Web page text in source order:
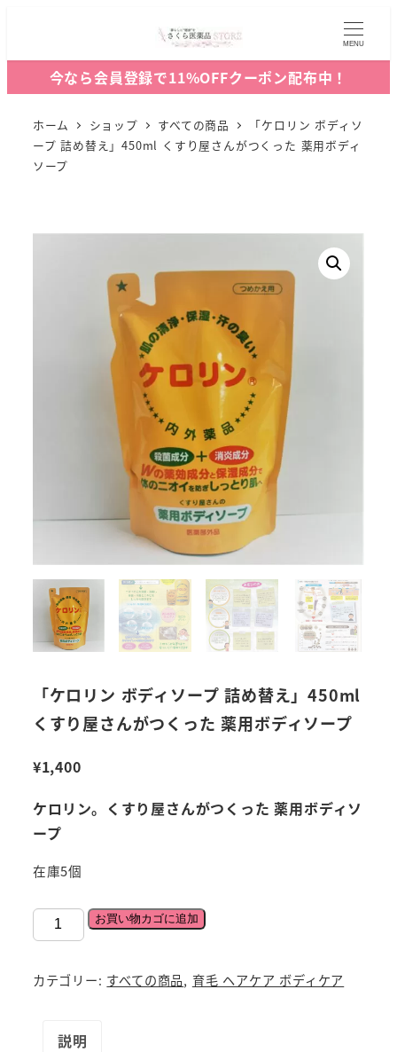
MENU
今なら会員登録で11%OFFクーポン配布中！
ホーム ショップ すべての商品
「ケロリン ボディソ
ープ 詰め替え」450ml くすり屋さんがつくった 薬用ボディ
ソープ
「ケロリン ボディソープ 詰め替え」450ml
くすり屋さんがつくった 薬用ボディソープ
¥1,400
ケロリン。くすり屋さんがつくった 薬用ボディソ
ープ
在庫5個
「ケ
ロ
リ
お買い物カゴに追加
カテゴリー: すべての商品, 育毛 ヘアケア ボディケア
説明